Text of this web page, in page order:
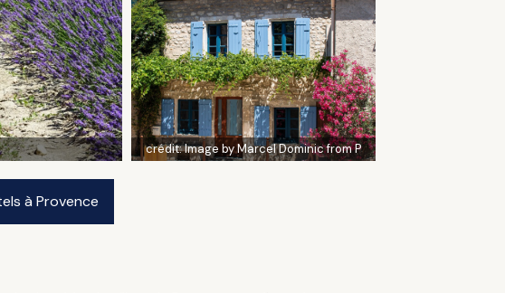
crédit:Image by Marcel Dominic from P
à Provence